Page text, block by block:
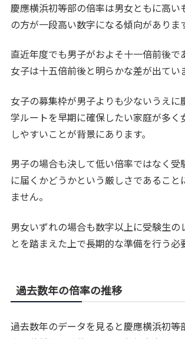
慶應横浜初等部の倍率は男女ともに高い
の方が一段高い数字になる傾向がありま
直近年度でも男子がおよそ十一倍前後で
女子は十五倍前後と明らかな差が出てい
女子の募集枠が男子よりも少ないうえに
学ルートを早期に確保したい家庭が多く
しやすいことが背景にあります。
男子の場合も決して低い倍率ではなく受
に届くかどうかという厳しさであること
ません。
男女いずれの場合も数字以上に受験生の
とを踏まえた上で長期的な準備を行う必
過去数年の倍率の推移
過去数年のデータを見ると慶應横浜初等